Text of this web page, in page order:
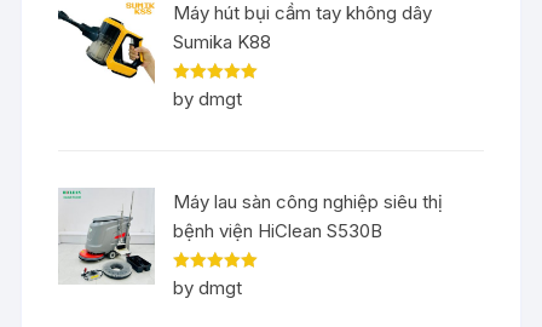
Máy hút bụi cầm tay không dây
Sumika K88
Rated5out
of 5
by dmgt
Máy lau sàn công nghiệp siêu thị
bệnh viện HiClean S530B
Rated5out
of 5
by dmgt